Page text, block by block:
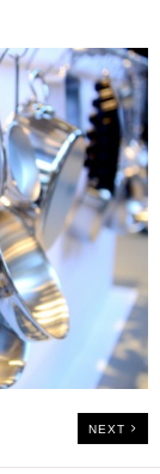
NEXT